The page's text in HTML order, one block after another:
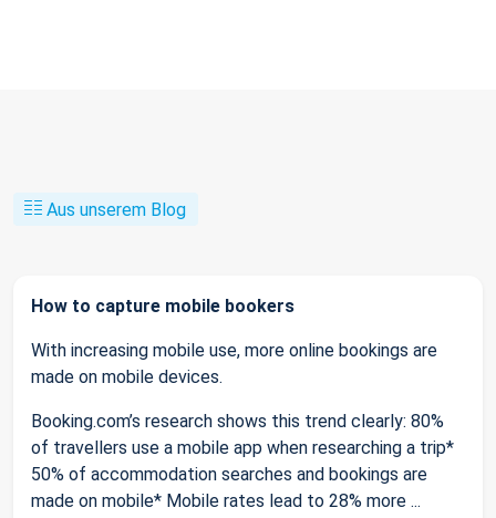
Aus unserem Blog
How to capture mobile bookers
With increasing mobile use, more online bookings are
made on mobile devices.
Booking.com’s research shows this trend clearly: 80%
of travellers use a mobile app when researching a trip*
50% of accommodation searches and bookings are
made on mobile* Mobile rates lead to 28% more ...